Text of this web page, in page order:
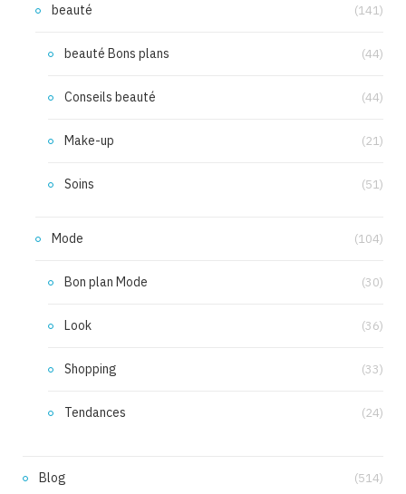
beauté (141)
beauté Bons plans (44)
Conseils beauté (44)
Make-up (21)
Soins (51)
Mode (104)
Bon plan Mode (30)
Look (36)
Shopping (33)
Tendances (24)
Blog (514)